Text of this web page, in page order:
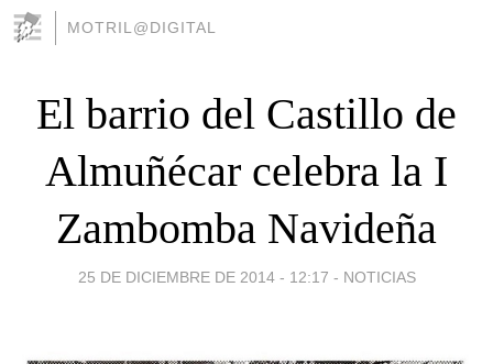
MOTRIL@DIGITAL
El barrio del Castillo de
Almuñécar celebra la I
Zambomba Navideña
25 DE DICIEMBRE DE 2014 - 12:17 - NOTICIAS